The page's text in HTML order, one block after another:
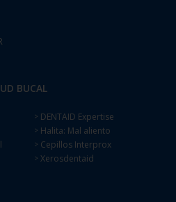
BUCAL
> DENTAID Expertise
> Halita: Mal aliento
> Cepillos Interprox
> Xerosdentaid